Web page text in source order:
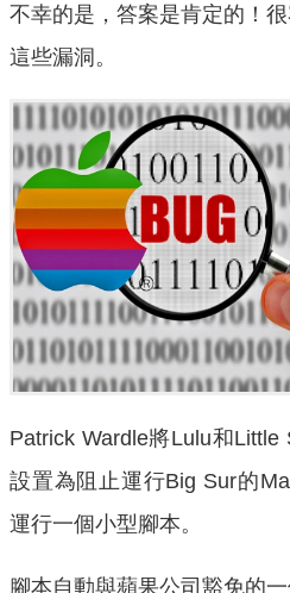
不幸的是，答案是肯定的！
這些漏洞。
Patrick Wardle將Lulu和Little
設置為阻止運行Big Sur的
運行一個小型腳本。
腳本自動與蘋果公司豁免的